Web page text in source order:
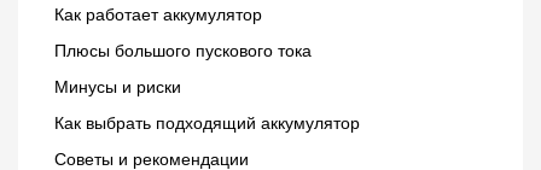
Как работает аккумулятор
Плюсы большого пускового тока
Минусы и риски
Как выбрать подходящий аккумулятор
Советы и рекомендации